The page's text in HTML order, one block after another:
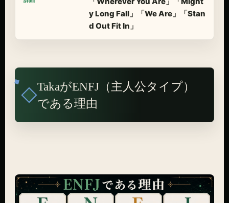
y Long Fall」「We Are」「Stan
d Out Fit In」
TakaがENFJ（主人公タイプ）
である理由